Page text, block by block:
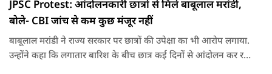
JPSC Protest: आंदोलनकारी छात्रों से मिले बाबूलाल मरांडी,
बोले- CBI जांच से कम कुछ मंजूर नहीं
बाबूलाल मरांडी ने राज्य सरकार पर छात्रों की उपेक्षा का भी आरोप लगाया.
उन्होंने कहा कि लगातार बारिश के बीच छात्र कई दिनों से आंदोलन कर रहे